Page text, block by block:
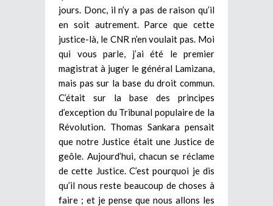
jours. Donc, il n’y a pas de raison qu’il
en soit autrement. Parce que cette
justice-là, le CNR n’en voulait pas. Moi
qui vous parle, j’ai été le premier
magistrat à juger le général Lamizana,
mais pas sur la base du droit commun.
C’était sur la base des principes
d’exception du Tribunal populaire de la
Révolution. Thomas Sankara pensait
que notre Justice était une Justice de
geôle. Aujourd’hui, chacun se réclame
de cette Justice. C’est pourquoi je dis
qu’il nous reste beaucoup de choses à
faire ; et je pense que nous allons les